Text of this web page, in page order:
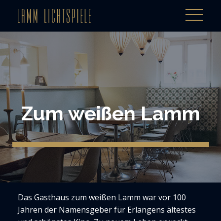
Zum weißen Lamm
Das Gasthaus zum weißen Lamm war vor 100
Jahren der Namensgeber für Erlangens ältestes